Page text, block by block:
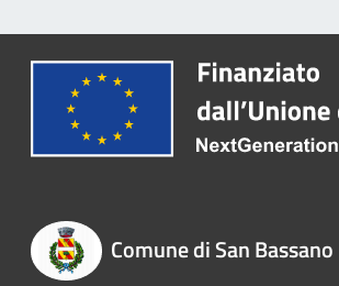
Comune di San Bassano